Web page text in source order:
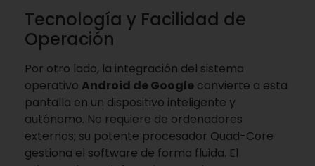
Tecnología y Facilidad de
Operación
Por otro lado, la integración del sistema
operativo Android de Google convierte a esta
pantalla en un dispositivo inteligente y
autónomo. No requiere de ordenadores
externos; su potente procesador Quad-Core
gestiona el software de forma fluida. El